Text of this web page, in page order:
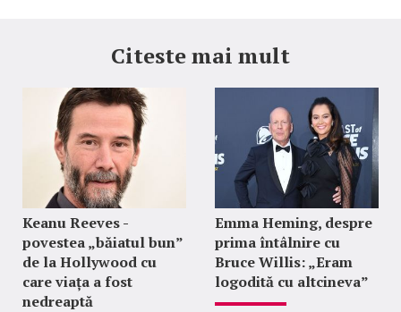
Citeste mai mult
Keanu Reeves -
povestea „băiatul bun”
de la Hollywood cu
care viața a fost
nedreaptă
Emma Heming, despre
prima întâlnire cu
Bruce Willis: „Eram
logodită cu altcineva”